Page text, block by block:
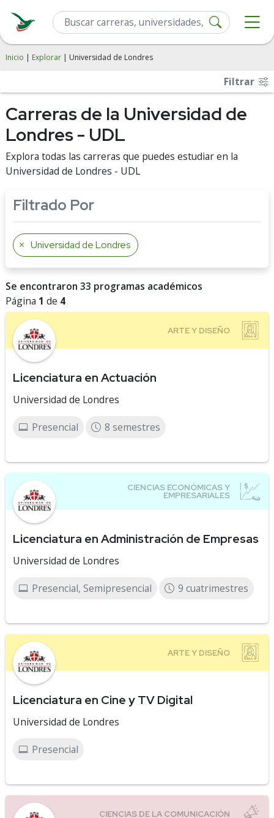
Inicio | Explorar | Universidad de Londres
Filtrar
Carreras de la Universidad de
Londres - UDL
Explora todas las carreras que puedes estudiar en la
Universidad de Londres - UDL
Filtrado Por
Universidad de Londres
Se encontraron 33 programas académicos
Página 1 de 4
Licenciatura en Actuación
Universidad de Londres
Presencial 8 semestres
Licenciatura en Administración de Empresas
Universidad de Londres
Presencial, Semipresencial 9 cuatrimestres
Licenciatura en Cine y TV Digital
Universidad de Londres
Presencial